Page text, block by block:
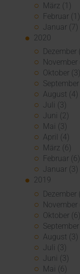
März (1)
Februar (1)
Januar (7)
2020
Dezember
November
Oktober (3)
August (4)
Juli (3)
Juni (2)
Mai (3)
April (4)
März (6)
Februar (6)
Januar (3)
2019
Dezember
November
Oktober (6)
August (3)
Juli (3)
Juni (3)
Mai (6)